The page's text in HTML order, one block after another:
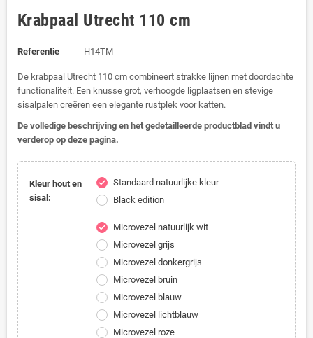
Krabpaal Utrecht 110 cm
Referentie H14TM
De krabpaal Utrecht 110 cm combineert strakke lijnen met doordachte
functionaliteit. Een knusse grot, verhoogde ligplaatsen en stevige
sisalpalen creëren een elegante rustplek voor katten.
De volledige beschrijving en het gedetailleerde productblad vindt u
verderop op deze pagina.
Kleur hout en
sisal:
check
Standaard natuurlijke kleur
Black edition
check
Microvezel natuurlijk wit
Microvezel grijs
Microvezel donkergrijs
Microvezel bruin
Microvezel blauw
Microvezel lichtblauw
Microvezel roze